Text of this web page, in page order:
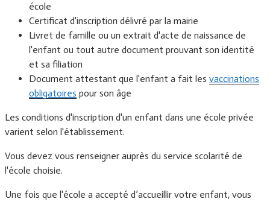
école
Certificat d'inscription délivré par la mairie
Livret de famille ou un extrait d'acte de naissance de
l'enfant ou tout autre document prouvant son identité
et sa filiation
Document attestant que l'enfant a fait les vaccinations
obligatoires pour son âge
Les conditions d'inscription d'un enfant dans une école privée
varient selon l'établissement.
Vous devez vous renseigner auprès du service scolarité de
l'école choisie.
Une fois que l'école a accepté d’accueillir votre enfant, vous